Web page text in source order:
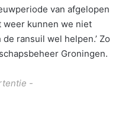
van afgelopen
weer kunnen we niet
ransuil wel helpen.’ Zo
Groningen.
-